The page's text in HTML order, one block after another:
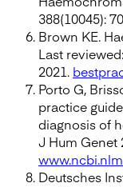
388(10045):
Brown KE.
Last
2021.
Porto G,
practice
diagnosis of
J Hum Genet
Deutsches